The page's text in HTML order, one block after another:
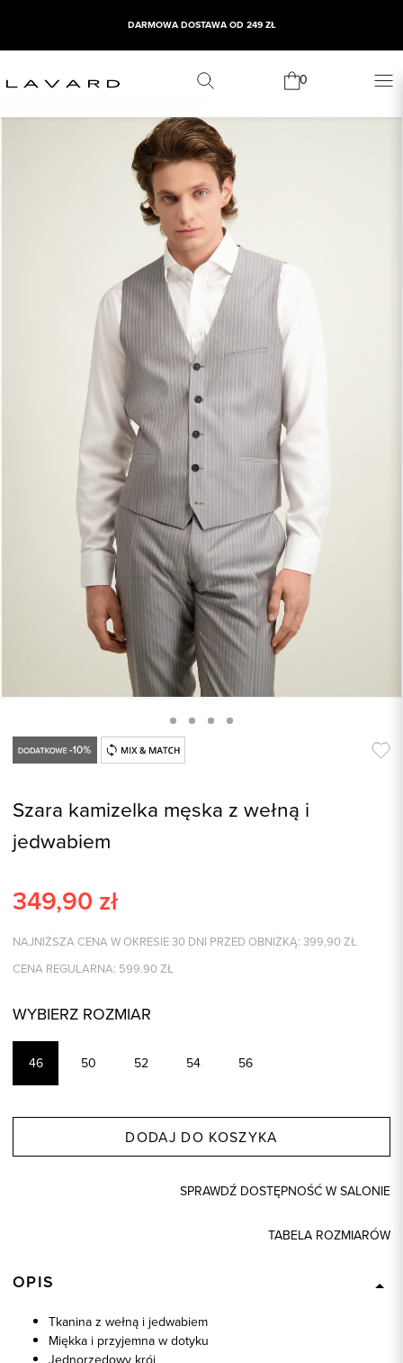
DARMOWA DOSTAWA OD 249 ZŁ
0
Szara kamizelka męska z wełną i
jedwabiem
349,90 zł
NAJNIŻSZA CENA W OKRESIE 30 DNI PRZED OBNIŻKĄ: 399,90 ZŁ
CENA REGULARNA: 599.90 ZŁ
WYBIERZ ROZMIAR
46 50 52 54 56
DODAJ DO KOSZYKA
SPRAWDŹ DOSTĘPNOŚĆ W SALONIE
TABELA ROZMIARÓW
OPIS
Tkanina z wełną i jedwabiem
Miękka i przyjemna w dotyku